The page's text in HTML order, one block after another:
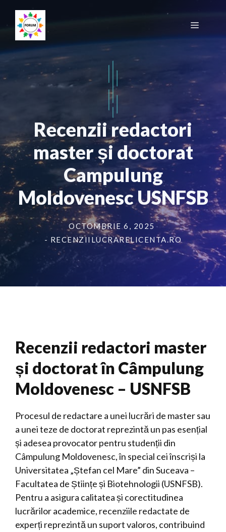
conținut
Meniu
Recenzii redactori
master și doctorat
Campulung
Moldovenesc USNFSB
OCTOMBRIE 6, 2025
- RECENZIILUCRARELICENTA.RO
Recenzii redactori master
și doctorat în Câmpulung
Moldovenesc – USNFSB
Procesul de redactare a unei lucrări de master sau
a unei teze de doctorat reprezintă un pas esențial
și adesea provocator pentru studenții din
Câmpulung Moldovenesc, în special cei înscriși la
Universitatea „Ștefan cel Mare” din Suceava –
Facultatea de Științe și Biotehnologii (USNFSB).
Pentru a asigura calitatea și corectitudinea
lucrărilor academice, recenziile redactate de
experți reprezintă un suport valoros, contribuind